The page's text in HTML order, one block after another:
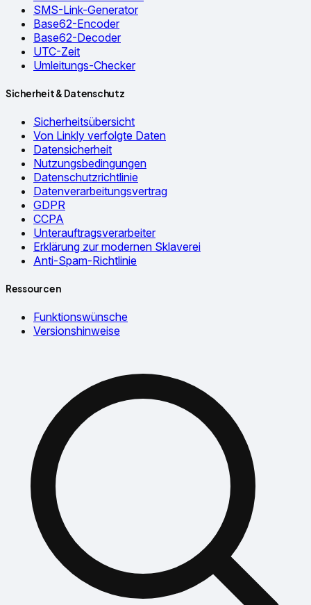
SMS-Link-Generator
Base62-Encoder
Base62-Decoder
UTC-Zeit
Umleitungs-Checker
Sicherheit & Datenschutz
Sicherheitsübersicht
Von Linkly verfolgte Daten
Datensicherheit
Nutzungsbedingungen
Datenschutzrichtlinie
Datenverarbeitungsvertrag
GDPR
CCPA
Unterauftragsverarbeiter
Erklärung zur modernen Sklaverei
Anti-Spam-Richtlinie
Ressourcen
Funktionswünsche
Versionshinweise